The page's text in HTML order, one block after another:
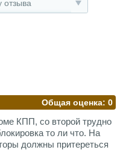
отзыва
Общая оценка: 0
КПП, со второй трудно
то ли что. На
должны притереться